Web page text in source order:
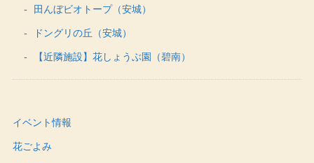
田んぼビオトープ（安城）
ドングリの丘（安城）
【近隣施設】花しょうぶ園（碧南）
イベント情報
花ごよみ